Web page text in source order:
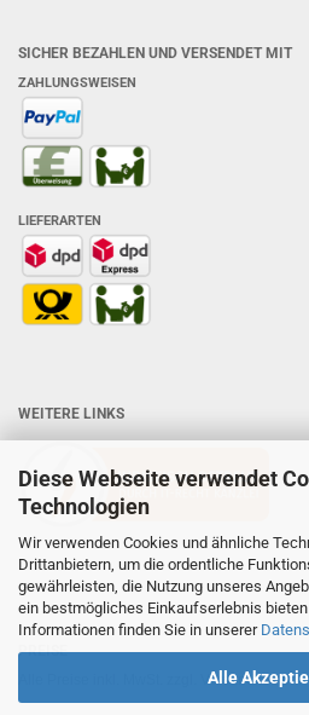
Diese Webseite verwendet
Technologien
Wir verwenden Cookies und ähnliche
Drittanbietern, um die ordentliche
gewährleisten, die Nutzung unseres
ein bestmögliches Einkaufserlebnis
Informationen finden Sie in unserer
Alle
SICHER BEZAHLEN UND VERSENDET MIT
ZAHLUNGSWEISEN
LIEFERARTEN
WEITERE LINKS
PREISE
Alle Preise inkl. MwSt. zzgl. Versandkosten.